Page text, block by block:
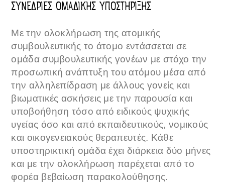
ΣΥΝΕΔΡΙΕΣ ΟΜΑΔΙΚΗΣ ΥΠΟΣΤΗΡΙΞΗΣ
Με την ολοκλήρωση της ατομικής
συμβουλευτικής το άτομο εντάσσεται σε
ομάδα συμβουλευτικής γονέων με στόχο την
προσωπική ανάπτυξη του ατόμου μέσα από
την αλληλεπίδραση με άλλους γονείς και
βιωματικές ασκήσεις με την παρουσία και
υποβοήθηση τόσο από ειδικούς ψυχικής
υγείας όσο και από εκπαιδευτικούς, νομικούς
και οικογενειακούς θεραπευτές. Κάθε
υποστηρικτική ομάδα έχει διάρκεια δύο μήνες
και με την ολοκλήρωση παρέχεται από το
φορέα βεβαίωση παρακολούθησης.